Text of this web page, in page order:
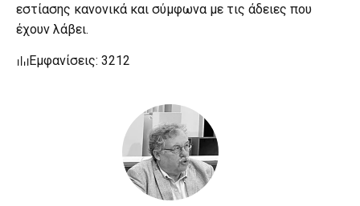
εστίασης κανονικά και σύμφωνα με τις άδειες που
έχουν λάβει.
Εμφανίσεις: 3212